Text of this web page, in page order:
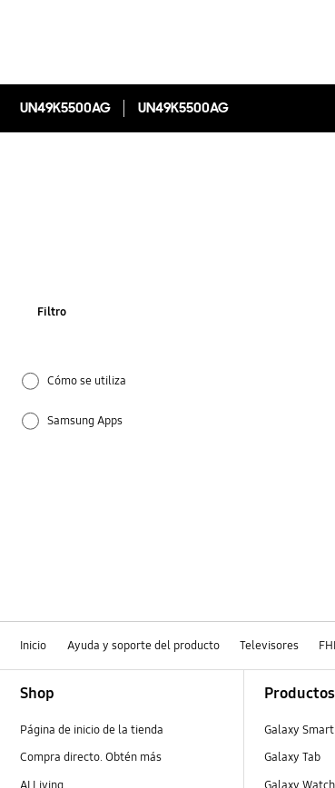
UN49K5500AG UN49K5500AG
Filtro
Cómo se utiliza
Samsung Apps
Inicio Ayuda y soporte del producto Televisores
Shop
Página de inicio de la tienda
Compra directo. Obtén más
AI Living
Productos
Galaxy
Galaxy Tab
Galaxy Watch